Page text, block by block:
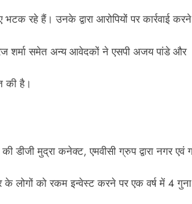
रहे हैं। उनके द्वारा आरोपियों पर कार्रवाई
शर्मा समेत अन्य आवेदकों ने एसपी अजय पांडे और
की है।
डीजी मुद्रा कनेक्ट, एमवीसी ग्रुप द्वारा नगर एवं
के लोगों को रकम इन्वेस्ट करने पर एक वर्ष में 4